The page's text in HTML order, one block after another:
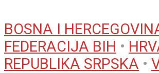
BOSNA I
FEDERACIJA BIH •
REPUBLIKA SRPSKA •